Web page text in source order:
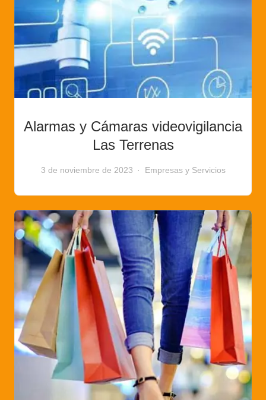
Alarmas y Cámaras videovigilancia
Las Terrenas
3 de noviembre de 2023 Empresas y Servicios